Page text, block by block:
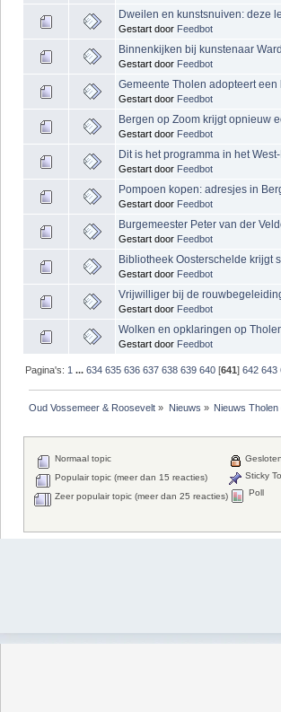
Dweilen en kunstsnuiven: deze
Gestart door Feedbot
Binnenkijken bij kunstenaar
Gestart door Feedbot
Gemeente Tholen adopteert
Gestart door Feedbot
Bergen op Zoom krijgt opnieuw
Gestart door Feedbot
Dit is het programma in het
Gestart door Feedbot
Pompoen kopen: adresjes in
Gestart door Feedbot
Burgemeester Peter van der
Gestart door Feedbot
Bibliotheek Oosterschelde krijgt
Gestart door Feedbot
Vrijwilliger bij de
Gestart door Feedbot
Wolken en opklaringen op
Gestart door Feedbot
Pagina's: 1 ...634 635 636 637 638 639 640 [641]642 643
Oud Vossemeer & Roosevelt » Nieuws » Nieuws
Normaal topic
Populair topic (meer dan 15 reacties)
Zeer populair topic (meer dan 25 reacties)
Sticky
Poll